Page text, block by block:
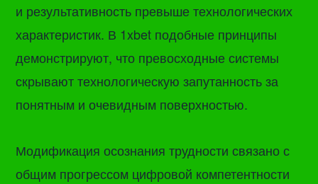
и результативность превыше технологических
характеристик. В 1xbet подобные принципы
демонстрируют, что превосходные системы
скрывают технологическую запутанность за
понятным и очевидным поверхностью.
Модификация осознания трудности связано с
общим прогрессом цифровой компетентности